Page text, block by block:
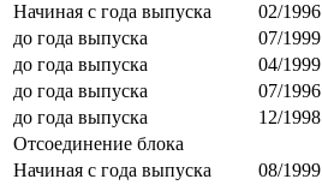
Начиная с года выпуска
02/1996
до года выпуска
07/1999
до года выпуска
04/1999
до года выпуска
07/1996
до года выпуска
12/1998
Отсоединение блока
Начиная с года выпуска
08/1999